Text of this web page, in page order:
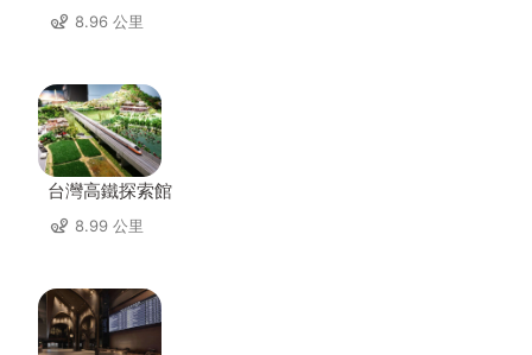
8.96 公里
台灣高鐵探索館
8.99 公里